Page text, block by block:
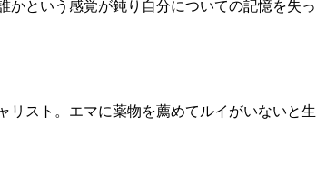
という感覚が鈍り自分についての記憶を失っ
リスト。エマに薬物を薦めてルイがいないと生